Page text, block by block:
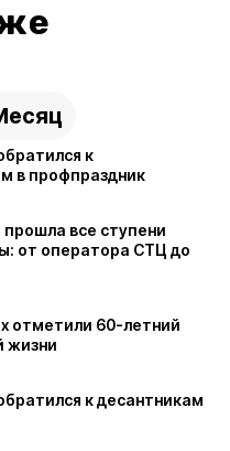
к
в профпраздник
все ступени
от оператора СТЦ до
отметили 60-летний
жизни
к десантникам